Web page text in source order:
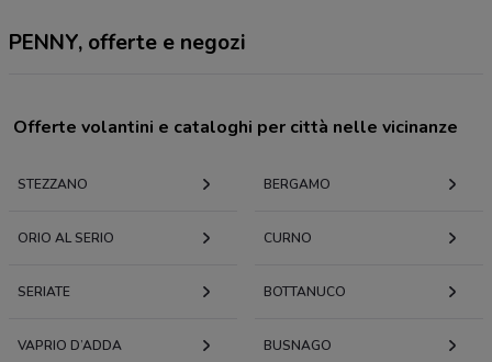
PENNY, offerte e negozi
Offerte volantini e cataloghi per città nelle vicinanze
STEZZANO BERGAMO
ORIO AL SERIO CURNO
SERIATE BOTTANUCO
VAPRIO D’ADDA BUSNAGO